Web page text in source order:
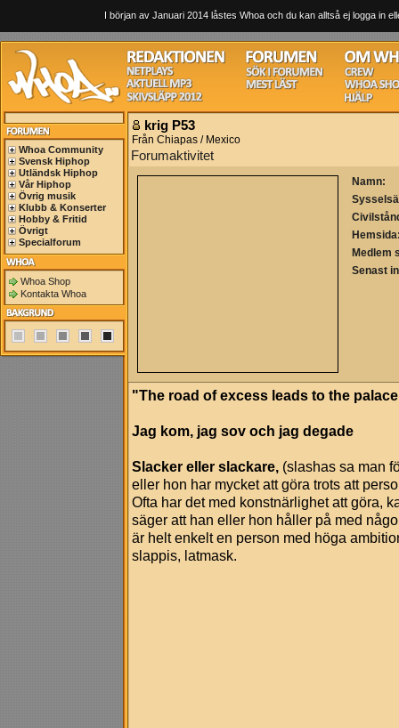
I början av Januari 2014 låstes Whoa och du kan alltså ej logga in
Whoa Community
Svensk Hiphop
Utländsk Hiphop
Vår Hiphop
Övrig musik
Klubb & Konserter
Hobby & Fritid
Övrigt
Specialforum
Whoa Shop
Kontakta Whoa
krig P53
Från Chiapas / Mexico
Forumaktivitet
Namn:
Medlem
Senast
"The road of excess leads to the
Jag kom, jag sov och jag degade
Slacker eller slackare, (slashas sa man
eller hon har mycket att göra trots att
Ofta har det med konstnärlighet att göra,
säger att han eller hon håller på med
är helt enkelt en person med höga
slappis, latmask.